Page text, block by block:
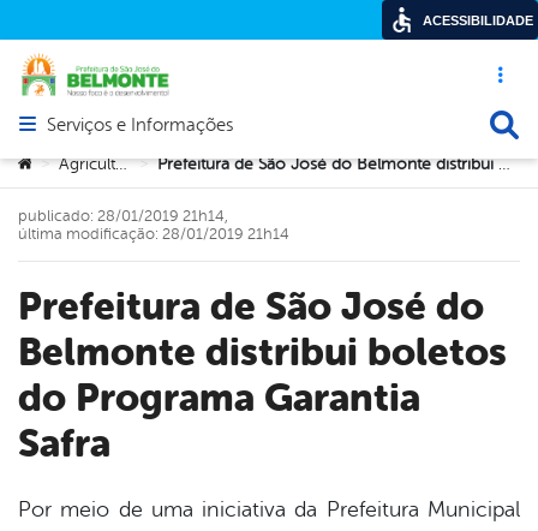
Acesso
Abrir menu principal de navegação
Serviços e Informações
Você está aqui:
> Agricultura > Prefeitura de São José do Belmonte distribui boletos do Programa Garantia Safra
Prefeitura de São José do
Belmonte distribui boletos
do Programa Garantia
Safra
publicado: 28/01/2019 21h14,
última modificação: 28/01/2019 21h14
Por meio de uma iniciativa da Prefeitura Municipal
ACESSIBILIDADE